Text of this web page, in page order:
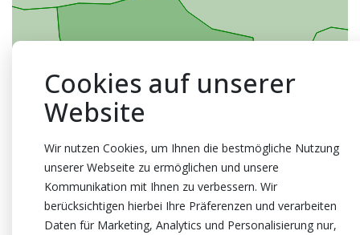
Cookies auf unserer
Website
Wir nutzen Cookies, um Ihnen die bestmögliche Nutzung
unserer Webseite zu ermöglichen und unsere
Kommunikation mit Ihnen zu verbessern. Wir
berücksichtigen hierbei Ihre Präferenzen und verarbeiten
Daten für Marketing, Analytics und Personalisierung nur,